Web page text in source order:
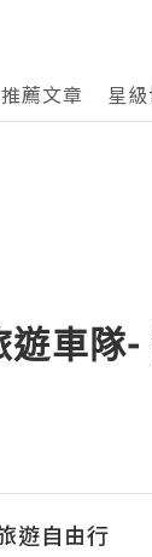
推薦文章 星
車隊
遊自由行